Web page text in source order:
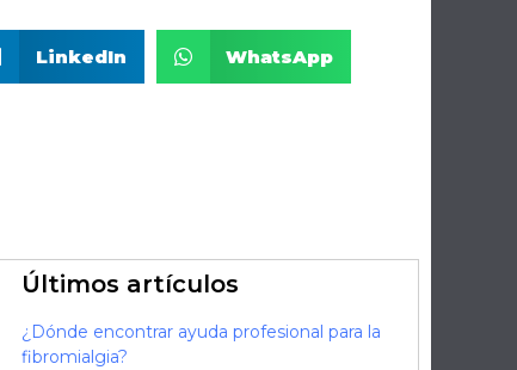
LinkedIn WhatsApp
Últimos artículos
¿Dónde encontrar ayuda profesional para la
fibromialgia?